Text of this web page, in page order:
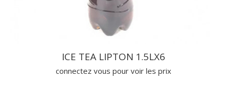
ICE TEA LIPTON 1.5LX6
connectez vous pour voir les prix